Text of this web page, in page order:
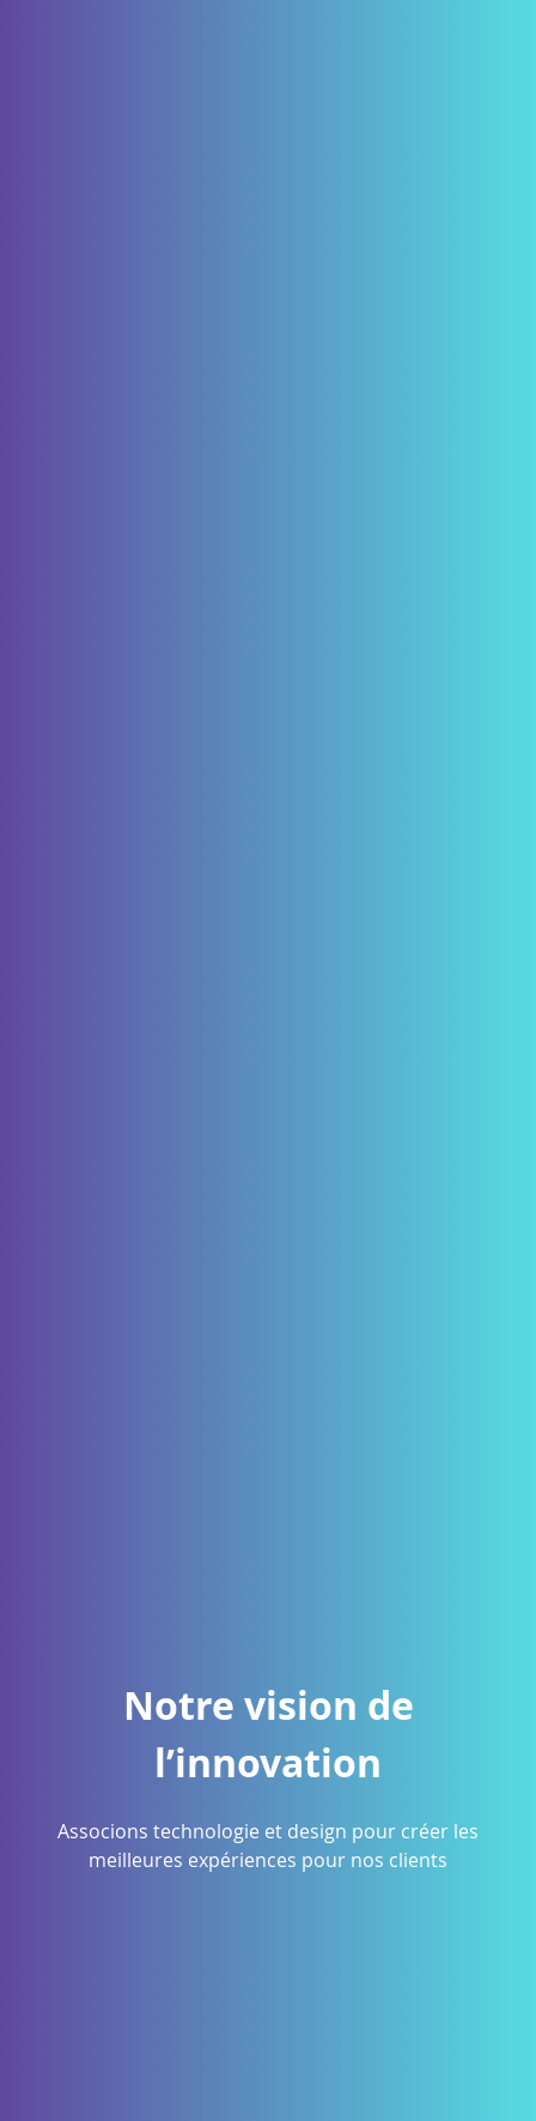
Notre vision de
l’innovation
Associons technologie et design pour créer les
meilleures expériences pour nos clients